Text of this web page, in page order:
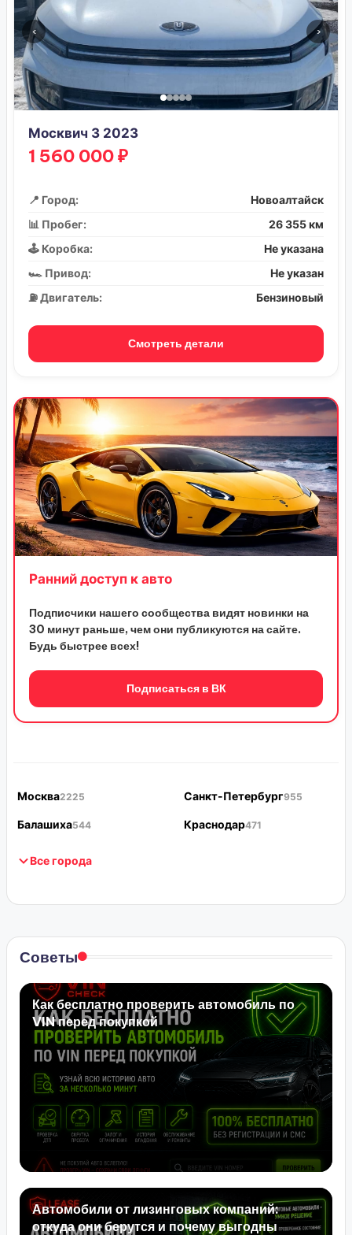
‹ ›
Москвич 3 2023
1 560 000 ₽
📍 Город:
Новоалтайск
📊 Пробег:
26 355 км
🕹️ Коробка:
Не указана
🏎️ Привод:
Не указан
⛽ Двигатель:
Бензиновый
Смотреть детали
Ранний доступ к авто
Подписчики нашего сообщества видят новинки на
30 минут раньше, чем они публикуются на сайте.
Будь быстрее всех!
Подписаться в ВК
Москва2225 Санкт-Петербург955
Балашиха544 Краснодар471
Все города
Советы
Как бесплатно проверить автомобиль по
VIN перед покупкой
Автомобили от лизинговых компаний:
откуда они берутся и почему выгодны